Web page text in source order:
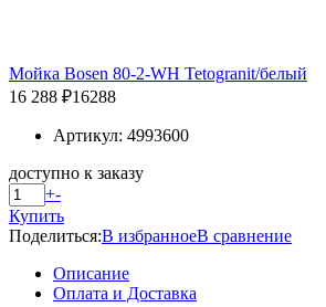
Мойка Bosen 80-2-WH Tetogranit/белый
16 288 ₽16288
Артикул: 4993600
доступно к заказу
+-
Купить
Поделиться:В избранноеВ сравнение
Описание
Оплата и Доставка